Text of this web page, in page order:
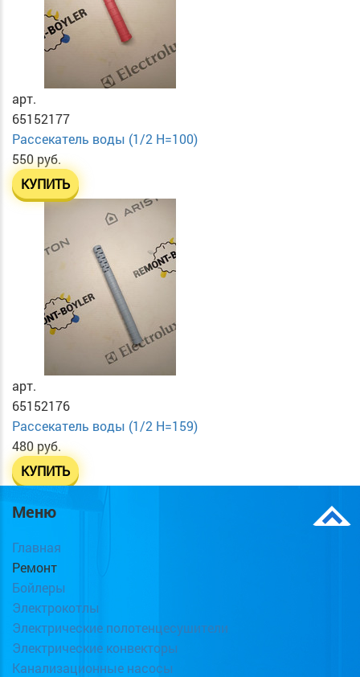
арт.
65152177
Рассекатель воды (1/2 H=100)
550 руб.
КУПИТЬ
арт.
65152176
Рассекатель воды (1/2 H=159)
480 руб.
КУПИТЬ
Меню
Главная
Ремонт
Бойлеры
Электрокотлы
Электрические полотенцесушители
Электрические конвекторы
Канализационные насосы